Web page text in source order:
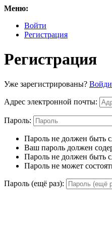
Меню:
Войти
Регистрация
Регистрация
Уже зарегистрированы?
Адрес электронной почты:
Пароль:
Пароль не должен быть
Ваш пароль должен
Пароль не должен быть
Пароль не может
Пароль (ещё раз):